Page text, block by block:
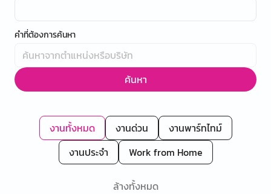
คำที่ต้องการค้นหา
ค้นหา
งานทั้งหมด งานด่วน
งานพาร์ทไทม์
งานประจำ
Work from Home
ล้างทั้งหมด